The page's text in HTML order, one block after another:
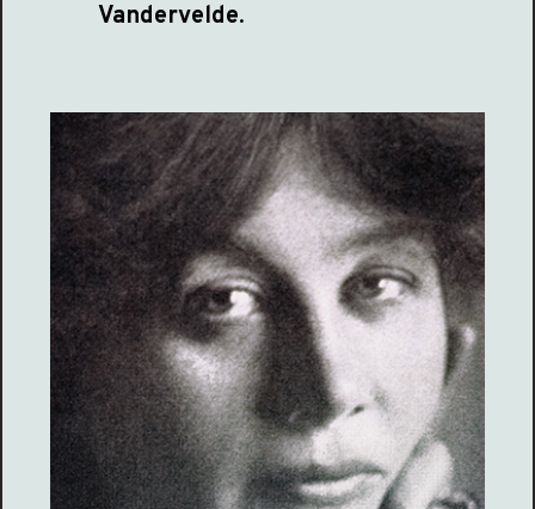
Vandervelde.